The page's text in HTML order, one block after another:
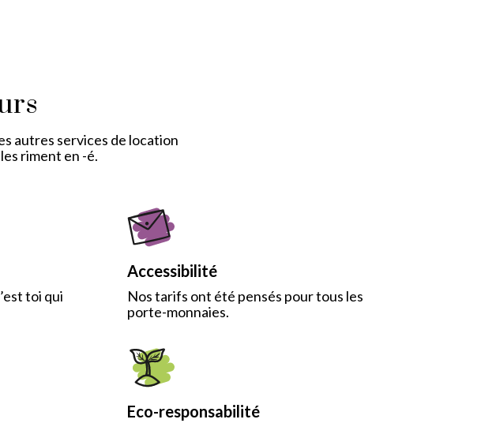
autres services de location
riment en -é.
toi qui
Accessibilité
Nos tarifs ont été pensés pour tous les
porte-monnaies.
Eco-responsabilité